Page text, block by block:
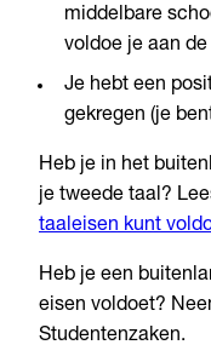
middelbare
voldoe je aan
Je hebt een
gekregen (je
Heb je in het
je tweede taal?
taaleisen kunt
Heb je een
eisen voldoet?
Studentenzaken.